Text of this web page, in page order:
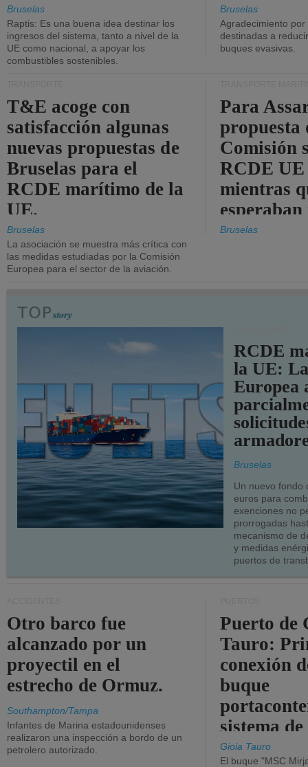
Bruselas
Raptis: Es una buena idea destinar los
ingresos del sistema, tanto a nivel de la
UE como nacional, a apoyar los
combustibles sostenibles.
Bruselas
Agradecimiento
destinadas a
buques evasivas.
T&E acoge con
satisfacción algunas
nuevas propuestas de
Bruselas para el
RCDE marítimo de la
UE.
Bruselas
La asociación se muestra más crítica con
las medidas estudiadas por la Comisión
Europea para el sector de la aviación.
Para
propuesta
Comisión
RCDE
mientras
más
Bruselas
RCDE
la UE:
Europea
Bruselas
Un nuevo fondo
euros para
exenciones no
prorrogadas
mecanismo de
y medidas
puertos de
Otro barco fue
alcanzado por un
proyectil en el
estrecho de Ormuz.
Southampton/Tampa
Infantes de Marina estadounidenses
realizaron una inspección a bordo de un
petrolero autorizado.
Puerto de
Tauro:
conexión
buque
sistema
la red
Gioia Tauro
El buque "MSC